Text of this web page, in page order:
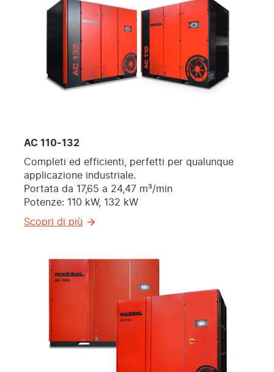
AC 110-132
Completi ed efficienti, perfetti per qualunque
applicazione industriale.
Portata da 17,65 a 24,47 m³/min
Potenze: 110 kW, 132 kW
Scopri di più